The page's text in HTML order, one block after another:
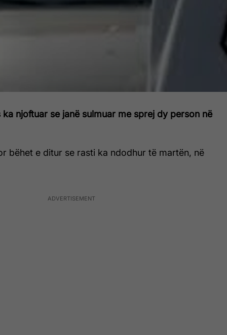
ka njoftuar se janë sulmuar me sprej dy person në
bëhet e ditur se rasti ka ndodhur të martën, në